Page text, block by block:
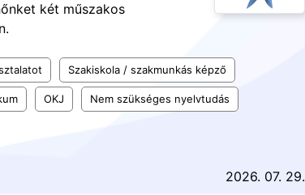
két műszakos
Szakiskola / szakmunkás képző
OKJ Nem szükséges nyelvtudás
2026. 07. 29.